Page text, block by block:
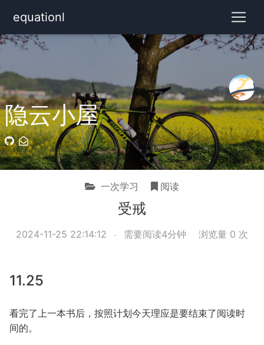
equationl
隐云小屋
一次学习 阅读
受戒
2024-11-25 22:14:12 需要阅读4分钟 浏览量 0 次
11.25
看完了上一本书后，按照计划今天理应是要结束了阅读时
间的。